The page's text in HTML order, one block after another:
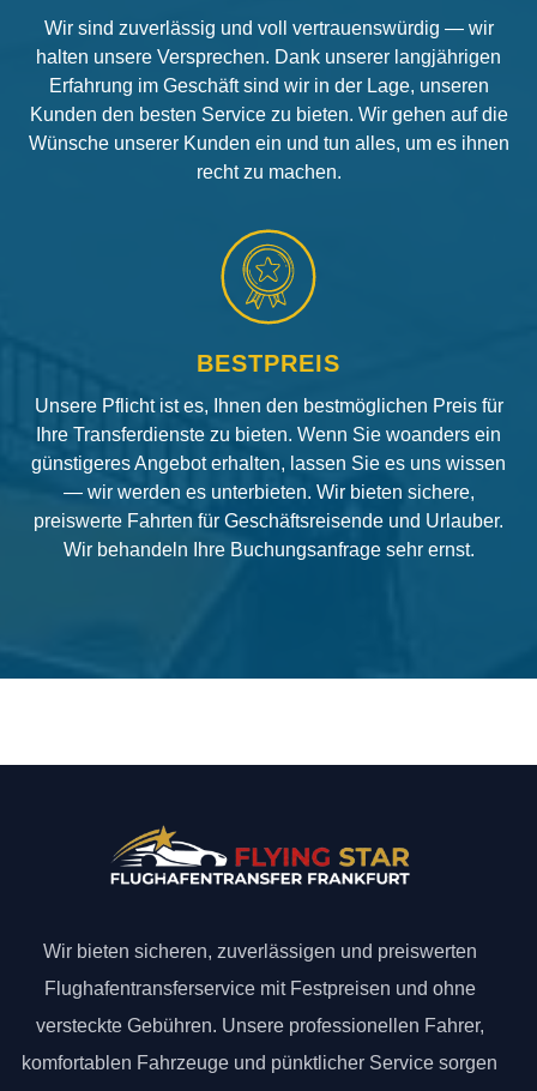
Wir sind zuverlässig und voll vertrauenswürdig — wir
halten unsere Versprechen. Dank unserer langjährigen
Erfahrung im Geschäft sind wir in der Lage, unseren
Kunden den besten Service zu bieten. Wir gehen auf die
Wünsche unserer Kunden ein und tun alles, um es ihnen
recht zu machen.
BESTPREIS
Unsere Pflicht ist es, Ihnen den bestmöglichen Preis für
Ihre Transferdienste zu bieten. Wenn Sie woanders ein
günstigeres Angebot erhalten, lassen Sie es uns wissen
— wir werden es unterbieten. Wir bieten sichere,
preiswerte Fahrten für Geschäftsreisende und Urlauber.
Wir behandeln Ihre Buchungsanfrage sehr ernst.
Wir bieten sicheren, zuverlässigen und preiswerten
Flughafentransferservice mit Festpreisen und ohne
versteckte Gebühren. Unsere professionellen Fahrer,
komfortablen Fahrzeuge und pünktlicher Service sorgen